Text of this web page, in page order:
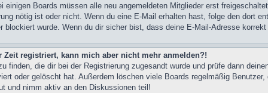
einigen Boards müssen alle neu angemeldeten Mitglieder erst
nötig ist oder nicht. Wenn du eine E-Mail erhalten hast, folge den dort
blockiert wurde. Wenn du dir sicher bist, dass deine E-Mail-Adresse
Zeit registriert, kann mich aber nicht mehr anmelden?!
finden, die dir bei der Registrierung zugesandt wurde und prüfe dann
oder gelöscht hat. Außerdem löschen viele Boards regelmäßig
und nimm aktiv an den Diskussionen teil!